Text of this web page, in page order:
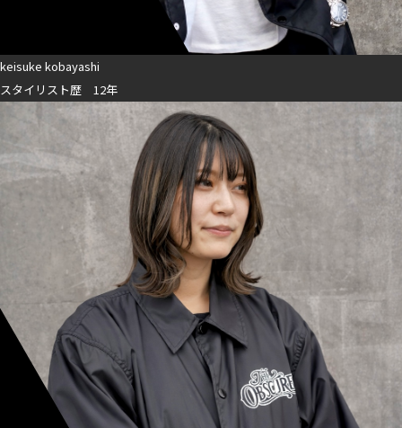
keisuke kobayashi
スタイリスト歴 12年